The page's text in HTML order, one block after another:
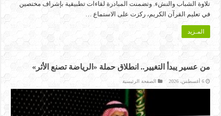
تلاوة الشباب والنشء. وتضمنت المبادرة لقاءات تطبيقية بإشراف مختصين
في تعليم القرآن الكريم، ركزت على الاستماع …
المـزيد
من عسير يبدأ التغيير.. انطلاق حملة «الرياضة تصنع الأثر»
6 أغسطس، 2026 الصفحة الرئيسية